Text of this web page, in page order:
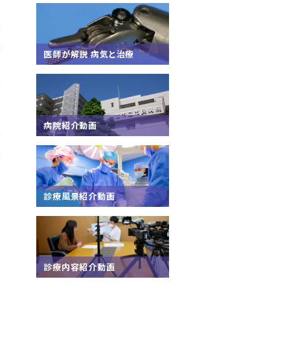
医師が解説 病気と治療
病院紹介動画
診療風景紹介動画
診療内容紹介動画